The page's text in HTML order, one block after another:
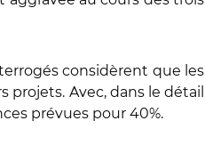
considèrent que les
Avec, dans le détail
prévues pour 40%.